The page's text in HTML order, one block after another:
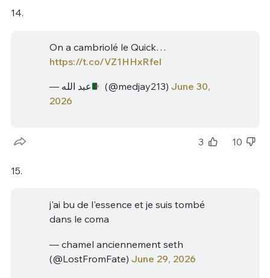
14.
On a cambriolé le Quick…
https://t.co/VZ1HHxRfel
— عبد الله (@medjay213) June 30,
2026
3 10
15.
j'ai bu de l'essence et je suis tombé
dans le coma
— chamel anciennement seth
(@LostFromFate) June 29, 2026